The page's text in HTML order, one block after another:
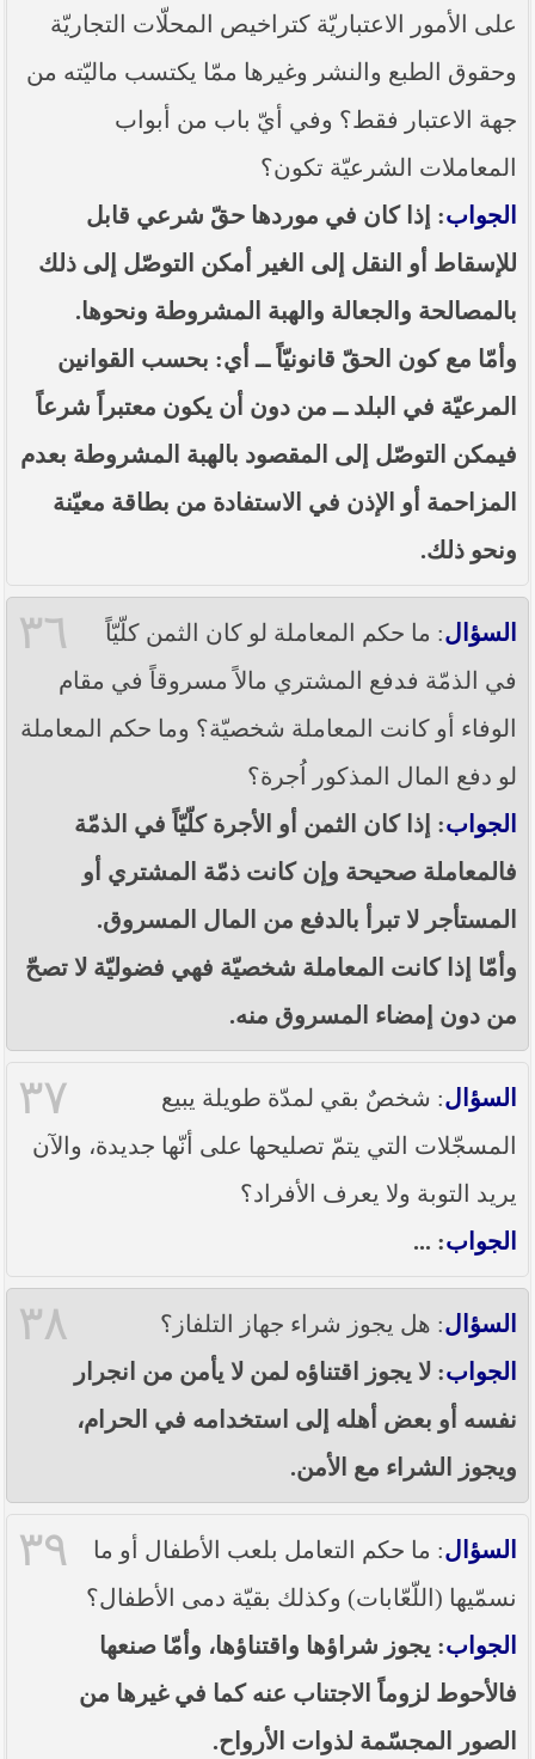
على الأمور الاعتباريّة كتراخيص المحلّات التجاريّة
وحقوق الطبع والنشر وغيرها ممّا يكتسب ماليّته من
جهة الاعتبار فقط؟ وفي أيّ باب من أبواب
المعاملات الشرعيّة تكون؟
الجواب: إذا كان في موردها حقّ شرعي قابل
للإسقاط أو النقل إلى الغير أمكن التوصّل إلى ذلك
بالمصالحة والجعالة والهبة المشروطة ونحوها.
وأمّا مع كون الحقّ قانونيّاً ــ أي: بحسب القوانين
المرعيّة في البلد ــ من دون أن يكون معتبراً شرعاً
فيمكن التوصّل إلى المقصود بالهبة المشروطة بعدم
المزاحمة أو الإذن في الاستفادة من بطاقة معيّنة
ونحو ذلك.
٣٦ السؤال: ما حكم المعاملة لو كان الثمن كلّيّاً
في الذمّة فدفع المشتري مالاً مسروقاً في مقام
الوفاء أو كانت المعاملة شخصيّة؟ وما حكم المعاملة
لو دفع المال المذكور اُجرة؟
الجواب: إذا كان الثمن أو الأجرة كلّيّاً في الذمّة
فالمعاملة صحيحة وإن كانت ذمّة المشتري أو
المستأجر لا تبرأ بالدفع من المال المسروق.
وأمّا إذا كانت المعاملة شخصيّة فهي فضوليّة لا تصحّ
من دون إمضاء المسروق منه.
٣٧ السؤال: شخصٌ بقي لمدّة طويلة يبيع
المسجّلات التي يتمّ تصليحها على أنّها جديدة، والآن
يريد التوبة ولا يعرف الأفراد؟
الجواب: ...
٣٨ السؤال: هل يجوز شراء جهاز التلفاز؟
الجواب: لا يجوز اقتناؤه لمن لا يأمن من انجرار
نفسه أو بعض أهله إلى استخدامه في الحرام،
ويجوز الشراء مع الأمن.
٣٩ السؤال: ما حكم التعامل بلعب الأطفال أو ما
نسمّيها (اللّعّابات) وكذلك بقيّة دمى الأطفال؟
الجواب: يجوز شراؤها واقتناؤها، وأمّا صنعها
فالأحوط لزوماً الاجتناب عنه كما في غيرها من
الصور المجسّمة لذوات الأرواح.